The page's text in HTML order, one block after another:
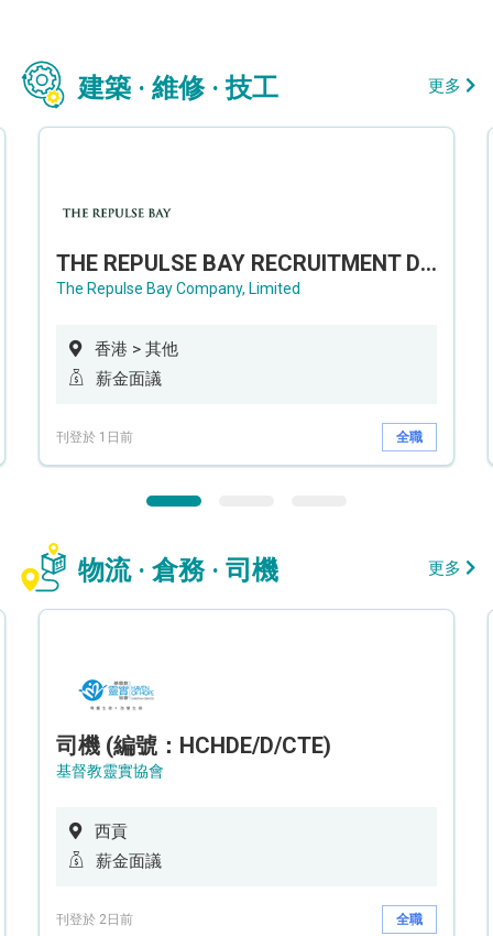
建築 · 維修 · 技工 更多
THE REPULSE BAY RECRUITMENT DAY 淺水灣影灣園人才招聘會
The Repulse Bay Company, Limited
香港 > 其他
薪金面議
刊登於 1日前 全職
物流 · 倉務 · 司機 更多
司機 (編號：HCHDE/D/CTE)
基督教靈實協會
西貢
薪金面議
刊登於 2日前 全職